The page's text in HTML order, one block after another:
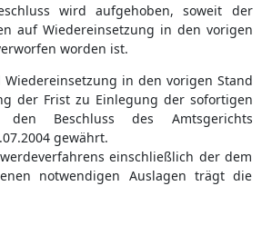
wird aufgehoben, soweit der
auf Wiedereinsetzung in den vorigen
worden ist.
in den vorigen Stand
der Frist zu Einlegung der sofortigen
den Beschluss des Amtsgerichts
gewährt.
einschließlich der dem
notwendigen Auslagen trägt die